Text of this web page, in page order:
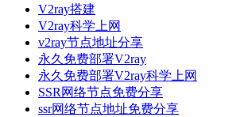
V2ray搭建
V2ray科学上网
v2ray节点地址分享
永久免费部署V2ray
永久免费部署V2ray科学上网
SSR网络节点免费分享
ssr网络节点地址免费分享